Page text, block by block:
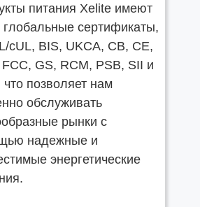
питания Xelite имеют
глобальные сертификаты,
cUL, BIS, UKCA, CB, CE,
GS, RCM, PSB, SII и
что позволяет нам
обслуживать
рынки с
надежные и
энергетические